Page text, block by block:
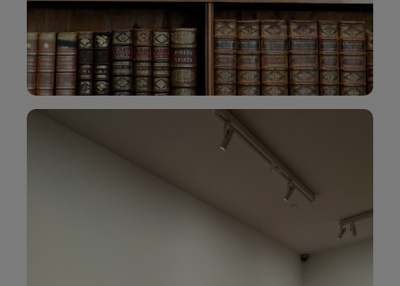
Katalog Zbiorów
Galeria Zdjęć
wspomnienia z wydarzeń, spotkań i projektów